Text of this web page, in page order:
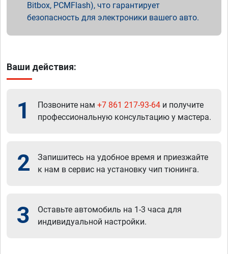
Bitbox, PCMFlash), что гарантирует
безопасность для электроники вашего авто.
Ваши действия:
1 Позвоните нам +7 861 217-93-64 и получите
профессиональную консультацию у мастера.
2
Запишитесь на удобное время и приезжайте
к нам в сервис на установку чип тюнинга.
3
Оставьте автомобиль на 1-3 часа для
индивидуальной настройки.